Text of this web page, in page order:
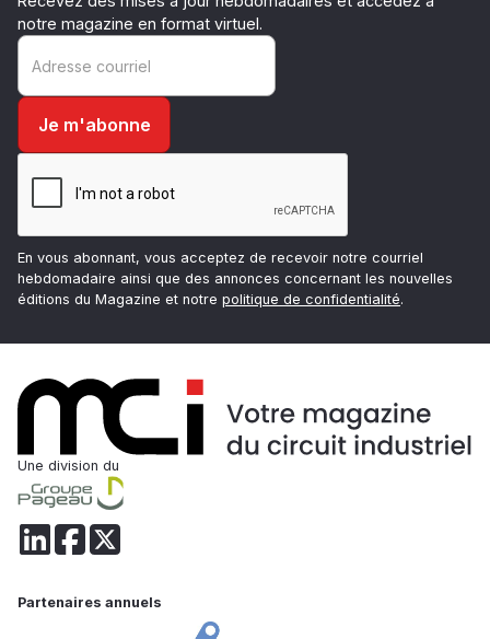
notre magazine en format virtuel.
En vous abonnant, vous acceptez de recevoir notre courriel
hebdomadaire ainsi que des annonces concernant les nouvelles
éditions du Magazine et notre politique de confidentialité.
Une division du
Partenaires annuels